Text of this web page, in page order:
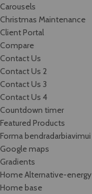
Carousels
Christmas Maintenance
Client Portal
Compare
Contact Us
Contact Us 2
Contact Us 3
Contact Us 4
Countdown timer
Featured Products
Forma bendradarbiavimui
Google maps
Gradients
Home Alternative-energy
Home base